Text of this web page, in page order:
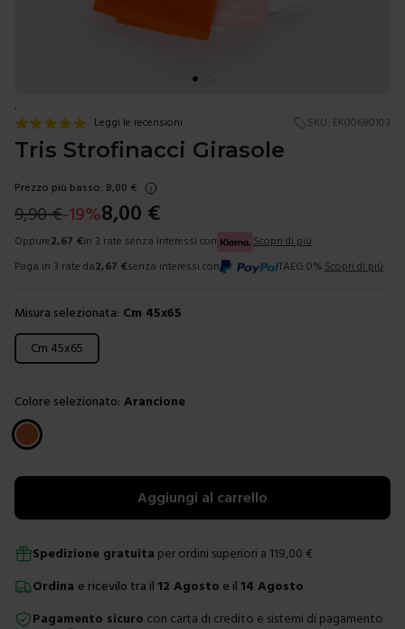
.
Leggi le recensioni SKU: EK00680103
Tris Strofinacci Girasole
Prezzo più basso: 8,00 €
9,90€-19%8,00 €
Oppure2,67 €in 3 rate senza interessi con
Scopri di più
Paga in 3 rate da2,67 €senza interessi con TAEG 0%. Scopri di più
Misura selezionata: Cm 45x65
Scegli una misura
Cm 45x65
Colore selezionato: Arancione
Scegli un colore
Aggiungi al carrello
Spedizione gratuita per ordini superiori a 119,00 €
Ordina e ricevilo tra il 12 Agosto e il 14 Agosto
Pagamento sicuro con carta di credito e sistemi di pagamento